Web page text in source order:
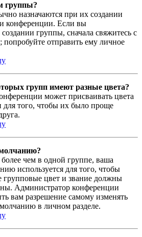
группы?
назначаются при их создании
конференции. Если вы
группы, сначала свяжитесь с
попробуйте отправить ему личное
групп имеют разные цвета?
может присваивать цвета
для того, чтобы их было проще
чем в одной группе, ваша
используется для того, чтобы
групповые цвет и звание должны
Администратор конференции
вам разрешение самому изменять
в личном разделе.